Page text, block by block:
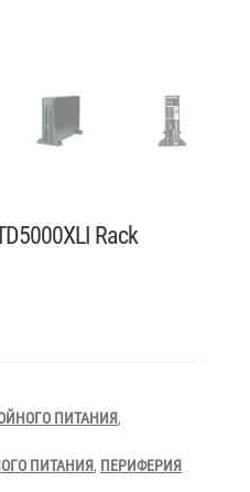
Rack
ПИТАНИЯ,
ПИТАНИЯ, ПЕРИФЕРИЯ